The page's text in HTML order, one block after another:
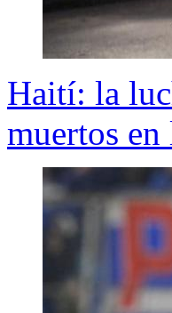
Haití: la
muertos